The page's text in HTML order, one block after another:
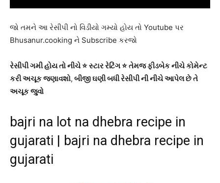
જો તમને આ રેસીપી નો વિડીયો ગમ્યો હોય તો Youtube પર
Bhusanur.cooking ને Subscribe કરજો
રેસીપી ગમી હોય તો નીચે ⭐ સ્ટાર રેટિંગ ⭐ તેમજ ફીડબેક નીચે કોમેન્ટ
કરી અચૂક જણાવશો, બીજી ઘણી બધી રેસીપી ની નીચે આપેલ છે તે
અચૂક જુવો
bajri na lot na dhebra recipe in
gujarati | bajri na dhebra recipe in
gujarati